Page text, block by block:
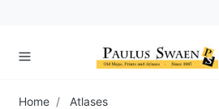
Home Atlases